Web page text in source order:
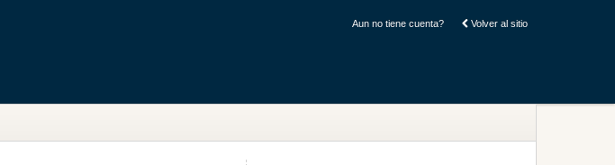
Aun no tiene cuenta? Volver al sitio